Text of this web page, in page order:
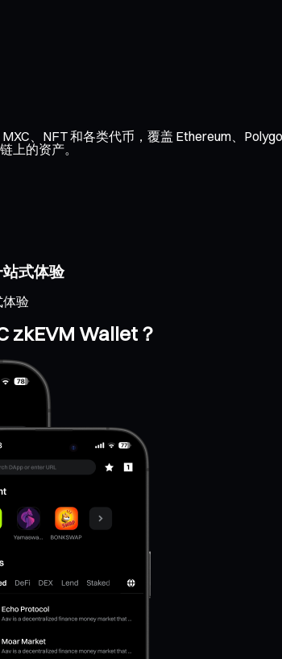
、NFT 和各类代币，覆盖 Ethereum、
上的资产。
站式体验
体验
zkEVM Wallet？